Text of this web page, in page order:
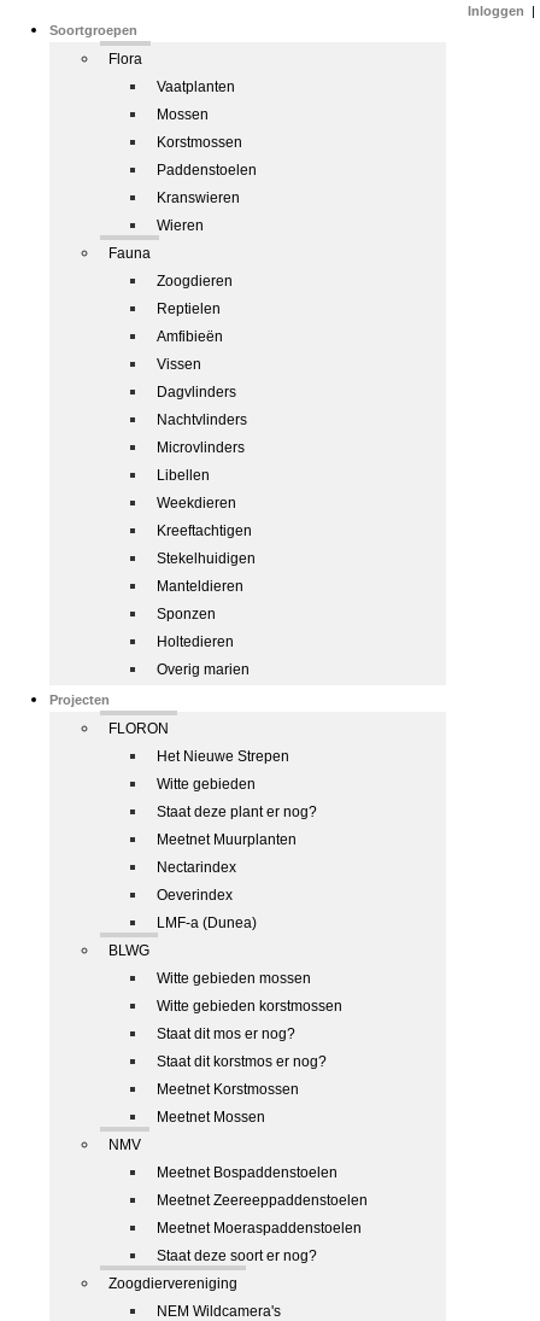
Soortgroepen
Flora
Vaatplanten
Mossen
Korstmossen
Paddenstoelen
Kranswieren
Wieren
Fauna
Zoogdieren
Reptielen
Amfibieën
Vissen
Dagvlinders
Nachtvlinders
Microvlinders
Libellen
Weekdieren
Kreeftachtigen
Stekelhuidigen
Manteldieren
Sponzen
Holtedieren
Overig marien
Projecten
FLORON
Het Nieuwe Strepen
Witte gebieden
Staat deze plant er nog?
Meetnet Muurplanten
Nectarindex
Oeverindex
LMF-a (Dunea)
BLWG
Witte gebieden mossen
Witte gebieden korstmossen
Staat dit mos er nog?
Staat dit korstmos er nog?
Meetnet Korstmossen
Meetnet Mossen
NMV
Meetnet Bospaddenstoelen
Meetnet Zeereeppaddenstoelen
Meetnet Moeraspaddenstoelen
Staat deze soort er nog?
Zoogdiervereniging
NEM Wildcamera's
Inloggen |